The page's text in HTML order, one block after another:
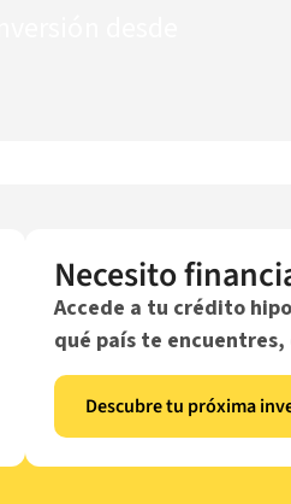
Necesito
Accede a tu crédito
qué país te
Descubre tu próxima